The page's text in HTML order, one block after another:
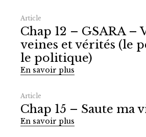
Article
Chap 12 – GSARA –
veines et vérités (le
le politique)
En savoir plus
Article
Chap 15 – Saute ma
En savoir plus